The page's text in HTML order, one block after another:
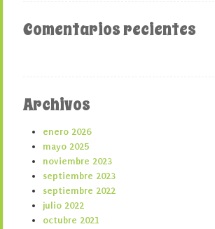
Comentarios recientes
Archivos
enero 2026
mayo 2025
noviembre 2023
septiembre 2023
septiembre 2022
julio 2022
octubre 2021